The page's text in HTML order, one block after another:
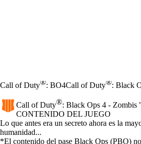
Call of Duty®: BO4Call of Duty®: Black
Call of Duty®: Black Ops 4 - Zombis
CONTENIDO DEL JUEGO
Product Notification
Lo que antes era un secreto ahora es la
humanidad...
Precio
Available actions
*El contenido del pase Black Ops (PBO)